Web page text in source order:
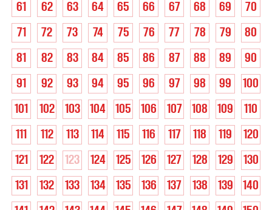
61
62 63 64 65 66 67 68 69
70
71
72 73 74 75 76 77 78 79
80
81
82 83 84 85 86 87 88 89
90
91
92 93 94 95 96 97 98 99
100
101
102 103 104 105 106 107 108 109
110
111
112 113 114 115 116 117 118 119
120
121
122 123 124 125 126 127 128 129
130
131
132 133 134 135 136 137 138 139
140